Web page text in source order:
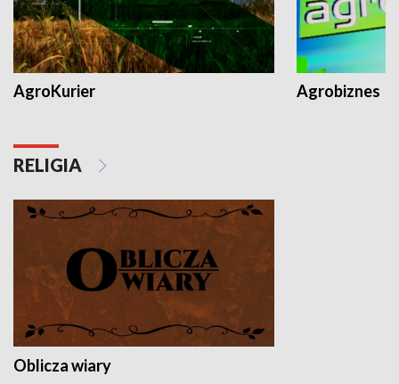
AgroKurier Agrobiznes
RELIGIA
Oblicza wiary